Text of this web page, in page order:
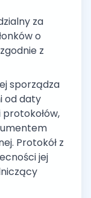
za
o
z
sporządza
od daty
Protokół z
jej